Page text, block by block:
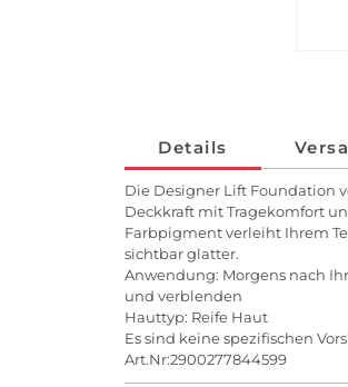
Details
Die Designer Lift Foundation
Deckkraft mit Tragekomfort
Farbpigment verleiht Ihrem
sichtbar glatter.
Anwendung: Morgens nach
und verblenden
Hauttyp: Reife Haut
Es sind keine spezifischen
Art.Nr:2900277844599